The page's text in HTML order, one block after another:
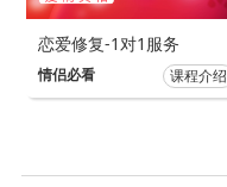
恋爱修复-1对1服务
情侣必看 课程介绍